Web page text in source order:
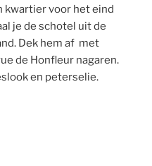
kwartier voor het eind
je de schotel uit de
Dek hem af met
de Honfleur nagaren.
en peterselie.